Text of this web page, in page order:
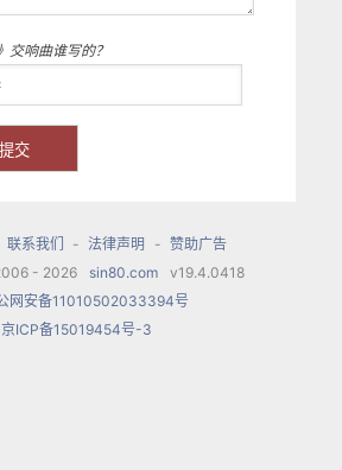
交响曲谁写的？
联系我们 - 法律声明 - 赞助广告
- 2026
sin80.com
v19.4.0418
网安备11010502033394号
京ICP备15019454号-3